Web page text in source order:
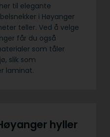
til elegante
i Høyanger
teller. Ved å velge
får du også
som tåler
slik som
laminat.
hyller